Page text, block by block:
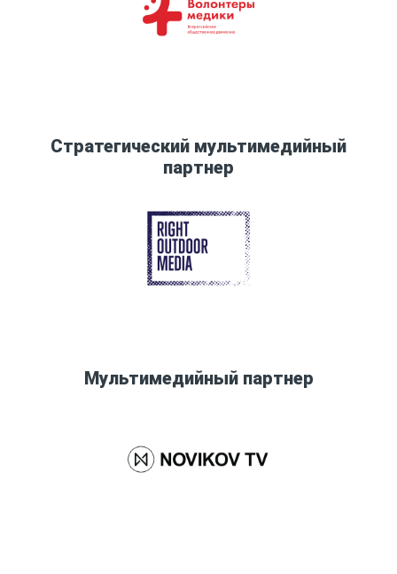
Стратегический мультимедийный
партнер
Мультимедийный партнер